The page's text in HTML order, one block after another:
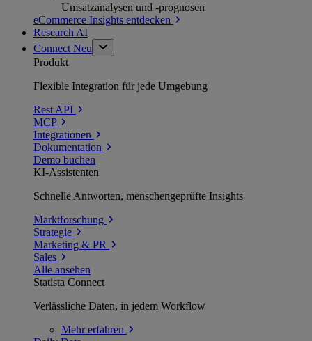
Umsatzanalysen und -prognosen
eCommerce Insights entdecken
Research AI
Connect Neu
Produkt
Flexible Integration für jede Umgebung
Rest API
MCP
Integrationen
Dokumentation
Demo buchen
KI-Assistenten
Schnelle Antworten, menschengeprüfte Insights
Marktforschung
Strategie
Marketing & PR
Sales
Alle ansehen
Statista Connect
Verlässliche Daten, in jedem Workflow
Mehrerfahren